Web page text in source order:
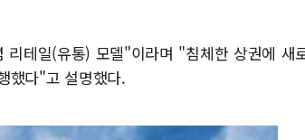
테일(유통) 모델"이라며 "침체한 상권에 새
했다"고 설명했다.